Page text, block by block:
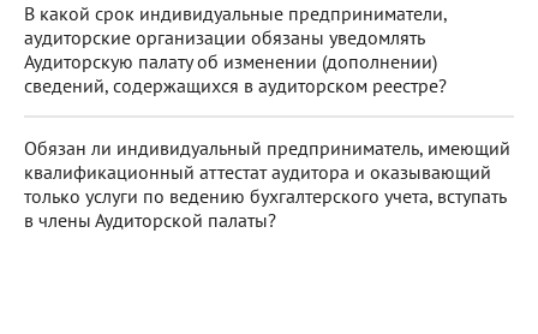
В какой срок индивидуальные предприниматели,
аудиторские организации обязаны уведомлять
Аудиторскую палату об изменении (дополнении)
сведений, содержащихся в аудиторском реестре?
Обязан ли индивидуальный предприниматель, имеющий
квалификационный аттестат аудитора и оказывающий
только услуги по ведению бухгалтерского учета, вступать
в члены Аудиторской палаты?